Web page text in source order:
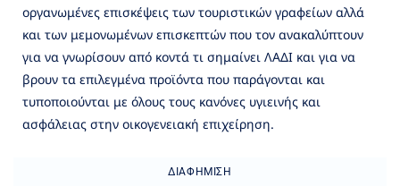
οργανωμένες επισκέψεις των τουριστικών γραφείων αλλά
και των μεμονωμένων επισκεπτών που τον ανακαλύπτουν
για να γνωρίσουν από κοντά τι σημαίνει ΛΑΔΙ και για να
βρουν τα επιλεγμένα προϊόντα που παράγονται και
τυποποιούνται με όλους τους κανόνες υγιεινής και
ασφάλειας στην οικογενειακή επιχείρηση.
ΔΙΑΦΉΜΙΣΗ